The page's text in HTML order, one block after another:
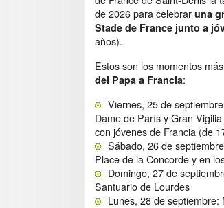
de 2026 para celebrar una
Stade de France junto a
años).
Estos son los momentos
del Papa a Francia:
Viernes, 25 de
Dame de París y Gran
con jóvenes de Francia (de
Sábado, 26 de
Place de la Concorde y en
Domingo, 27 de
Santuario de Lourdes
Lunes, 28 de